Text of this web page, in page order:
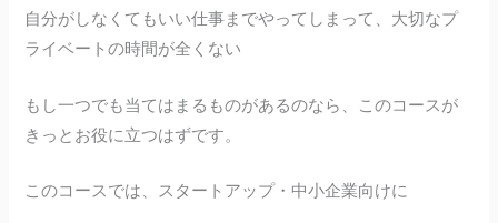
自分がしなくてもいい仕事までやってしまって、大切なプ
ライベートの時間が全くない
もし一つでも当てはまるものがあるのなら、このコースが
きっとお役に立つはずです。
このコースでは、スタートアップ・中小企業向けに